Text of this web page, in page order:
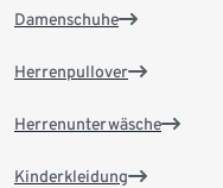
Damenschuhe
Herrenpullover
Herrenunterwäsche
Kinderkleidung